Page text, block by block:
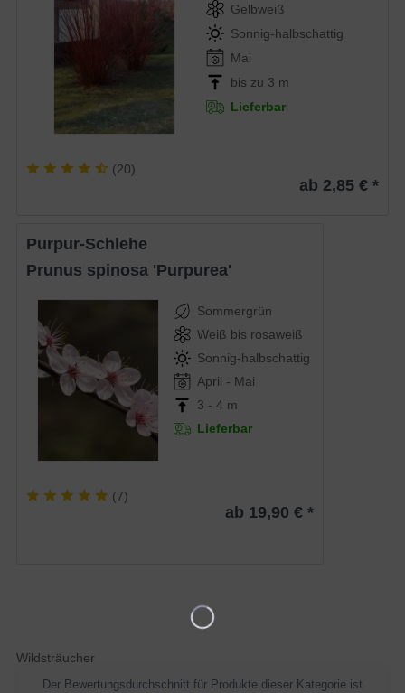
Gelbweiß
Sonnig-halbschattig
Mai
bis zu 3 m
Lieferbar
(20)
ab 2,85 € *
Purpur-Schlehe
Prunus spinosa 'Purpurea'
Sommergrün
Weiß bis rosaweiß
Sonnig-halbschattig
April - Mai
3 - 4 m
Lieferbar
(7)
ab 19,90 € *
Wildsträucher
Der Bewertungsdurchschnitt für Produkte dieser Kategorie ist